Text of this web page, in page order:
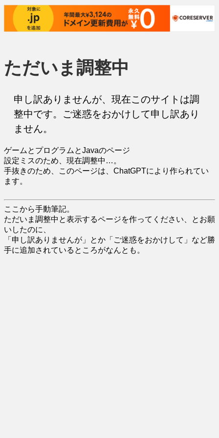
ただいま調整中
申し訳ありませんが、現在このサイトは調
整中です。ご迷惑をおかけして申し訳あり
ません。
ゲームとプログラムとJavaのページ
設定ミスのため、現在調整中…。
手抜きのため、このページは、ChatGPTにより作られてい
ます。
ここから手動筆記。
ただいま調整中と表示するページを作ってください、とお願
いしたのに、
「申し訳ありませんが」とか「ご迷惑をおかけして」など勝
手に追加されているところがなんとも。